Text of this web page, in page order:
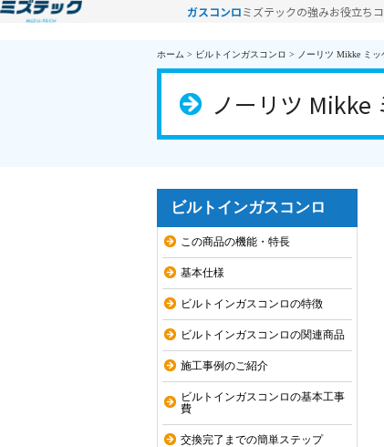
ガスコンロミズテックの強みお役立ち
ホーム > ビルトインガスコンロ > ノーリツ Mikke ミ
ノーリツ Mikke
ビルトインガスコンロ
この商品の機能・特長
基本仕様
ビルトインガスコンロの特徴
ビルトインガスコンロの関連商品
施工事例のご紹介
ビルトインガスコンロの基本工事
費
交換完了までの簡単ステップ